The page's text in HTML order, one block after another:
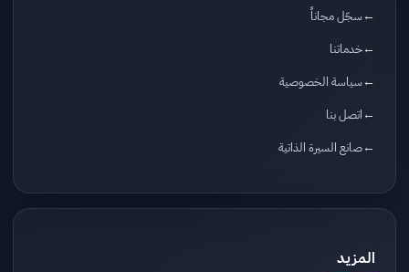
سجّل مجاناً
خدماتنا
سياسة الخصوصية
اتصل بنا
صانع السيرة الذاتية
المزيد